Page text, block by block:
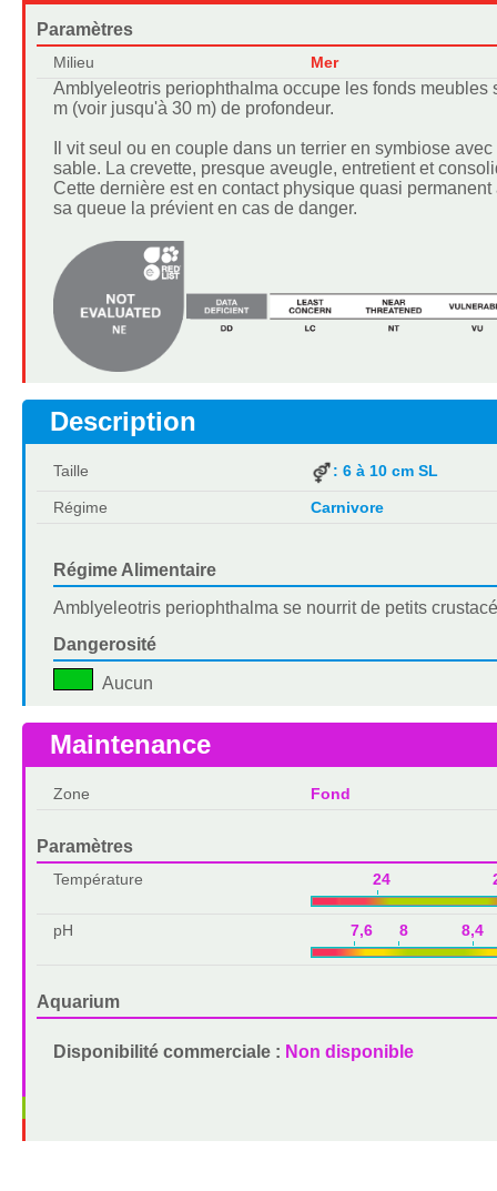
Paramètres
Milieu Mer
Amblyeleotris periophthalma occupe les fonds
m (voir jusqu'à 30 m) de profondeur.
Il vit seul ou en couple dans un terrier en symbiose
sable. La crevette, presque aveugle, entretient et
Cette dernière est en contact physique quasi
sa queue la prévient en cas de danger.
Description
Taille : 6 à 10 cm SL
Régime Carnivore
Régime Alimentaire
Amblyeleotris periophthalma se nourrit de petits
Dangerosité
Aucun
Maintenance
Zone Fond
Paramètres
Température 24
pH 7,6 8 8,4
Aquarium
Disponibilité commerciale : Non disponible